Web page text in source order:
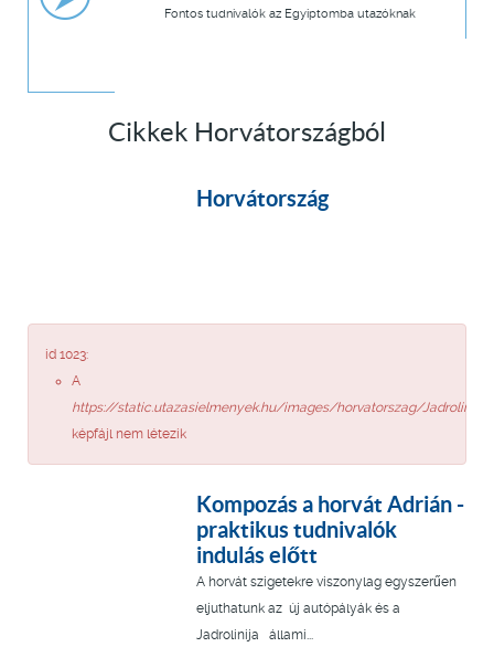
Fontos tudnivalók az Egyiptomba utazóknak
Cikkek Horvátországból
Horvátország
id 1023:
A
https://static.utazasielmenyek.hu/images/horvatorszag/
képfájl nem létezik
Kompozás a horvát Adrián -
praktikus tudnivalók
indulás előtt
A horvát szigetekre viszonylag egyszerűen
eljuthatunk az új autópályák és a
Jadrolinija állami...